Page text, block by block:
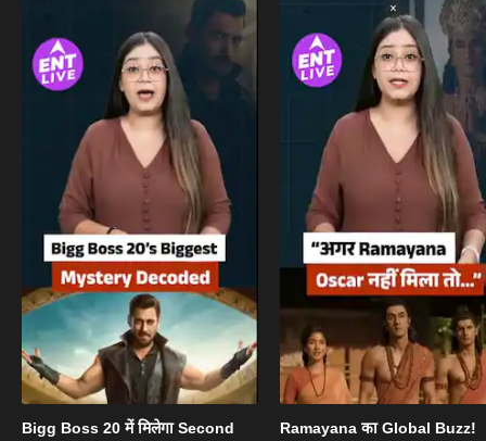
Bigg Boss 20 में मिलेगा Second
Ramayana का Global Buzz!